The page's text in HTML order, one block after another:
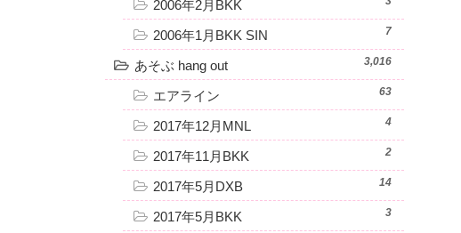
2006年2月BKK
2006年1月BKK SIN 7
あそぶ hang out 3,016
エアライン 63
2017年12月MNL 4
2017年11月BKK 2
2017年5月DXB 14
2017年5月BKK 3